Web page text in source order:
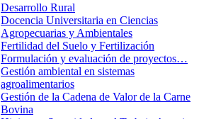
Desarrollo Rural
Docencia Universitaria en Ciencias
Agropecuarias y Ambientales
Fertilidad del Suelo y Fertilización
Formulación y evaluación de proyectos…
Gestión ambiental en sistemas
agroalimentarios
Gestión de la Cadena de Valor de la Carne
Bovina